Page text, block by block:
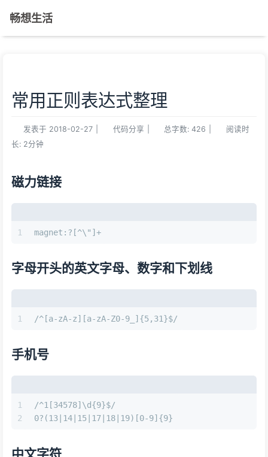
畅想生活
常用正则表达式整理
发表于 2018-02-27 代码分享 总字数: 426
阅读时
长: 2分钟
磁力链接
1 magnet:?[^\"]+
字母开头的英文字母、数字和下划线
1 /^[a-zA-z][a-zA-Z0-9_]{5,31}$/
手机号
1
2
/^1[34578]\d{9}$/
0?(13|14|15|17|18|19)[0-9]{9}
中文字符